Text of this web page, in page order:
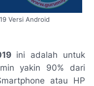
Versi Android
ini adalah untuk
yakin 90% dari
atau HP